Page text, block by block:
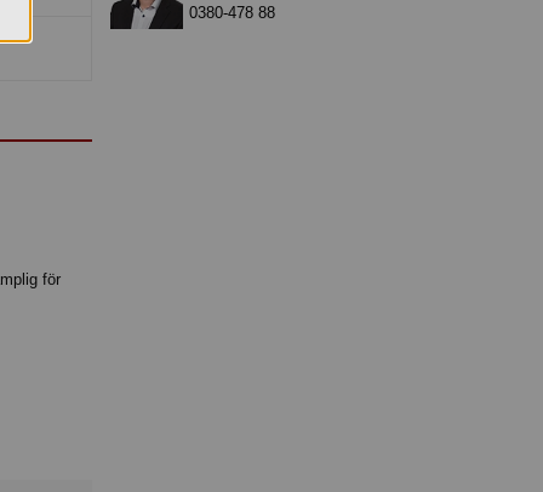
för
0380-478 88